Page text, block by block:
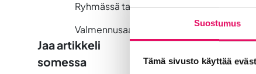
Suostumus
Tämä sivusto käyttää
Ryhmässä tarjolla on kahdeksan
Valmennusaamupäivien aikana on tarjolla
Jaa artikkeli
somessa